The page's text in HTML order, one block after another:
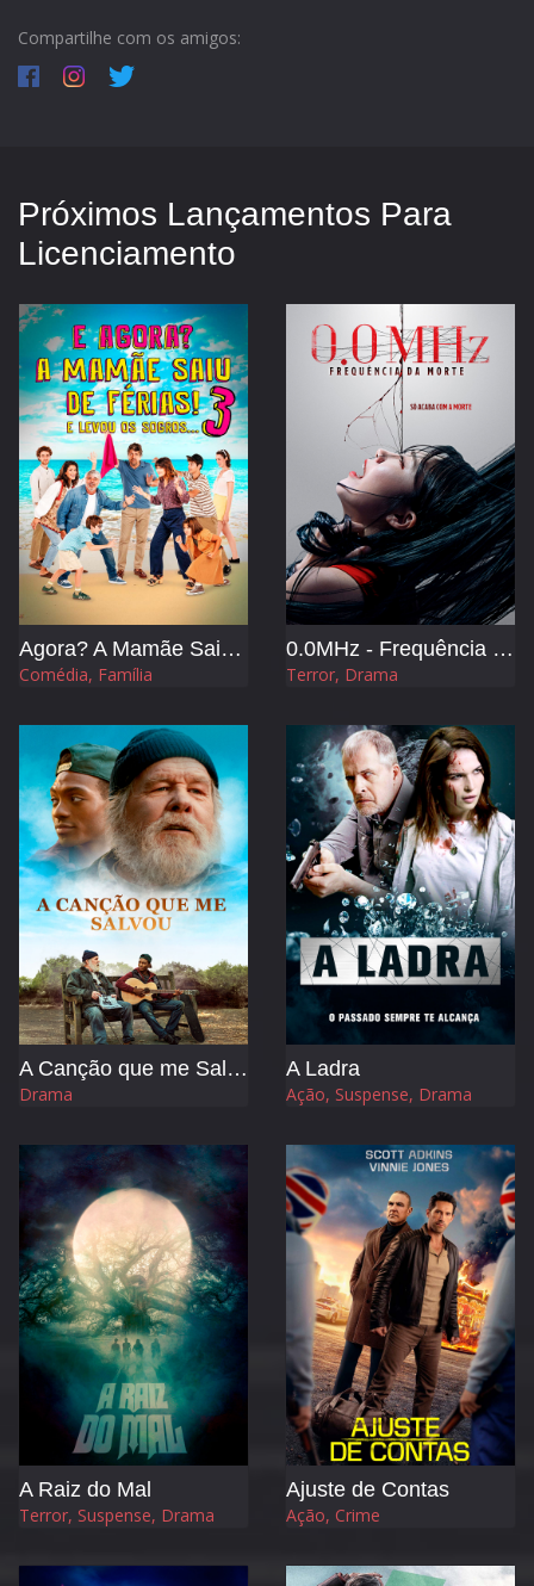
Compartilhe com os amigos:
Próximos Lançamentos Para
Licenciamento
Agora? A Mamãe Saiu de Férias 3 e Levou os Sogros
Comédia, Família
0.0MHz - Frequência da Morte
Terror, Drama
A Canção que me Salvou
Drama
A Ladra
Ação, Suspense, Drama
A Raiz do Mal
Terror, Suspense, Drama
Ajuste de Contas
Ação, Crime